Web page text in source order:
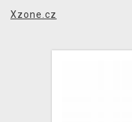
Xzone.cz